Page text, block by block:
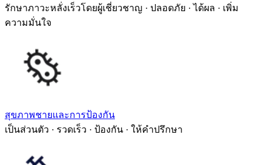
รักษาภาวะหลั่งเร็วโดยผู้เชี่ยวชาญ · ปลอดภัย · ได้ผล · เพิ่ม
ความมั่นใจ
สุขภาพชายและการป้องกัน
เป็นส่วนตัว · รวดเร็ว · ป้องกัน · ให้คำปรึกษา